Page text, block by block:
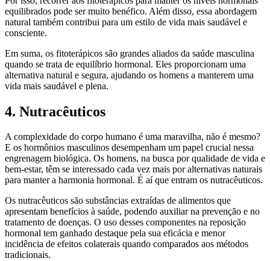
equilibrados pode ser muito benéfico. Além disso, essa abordagem
natural também contribui para um estilo de vida mais saudável e
consciente.
Em suma, os fitoterápicos são grandes aliados da saúde masculina
quando se trata de equilíbrio hormonal. Eles proporcionam uma
alternativa natural e segura, ajudando os homens a manterem uma
vida mais saudável e plena.
4. Nutracêuticos
A complexidade do corpo humano é uma maravilha, não é mesmo?
E os hormônios masculinos desempenham um papel crucial nessa
engrenagem biológica. Os homens, na busca por qualidade de vida e
bem-estar, têm se interessado cada vez mais por alternativas naturais
para manter a harmonia hormonal. É aí que entram os nutracêuticos.
Os nutracêuticos são substâncias extraídas de alimentos que
apresentam benefícios à saúde, podendo auxiliar na prevenção e no
tratamento de doenças. O uso desses componentes na reposição
hormonal tem ganhado destaque pela sua eficácia e menor
incidência de efeitos colaterais quando comparados aos métodos
tradicionais.